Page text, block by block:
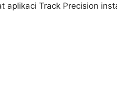
aplikaci Track Precision